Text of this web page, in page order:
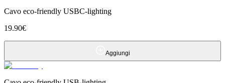
Cavo eco-friendly USBC-lighting
19.90€
Aggiungi